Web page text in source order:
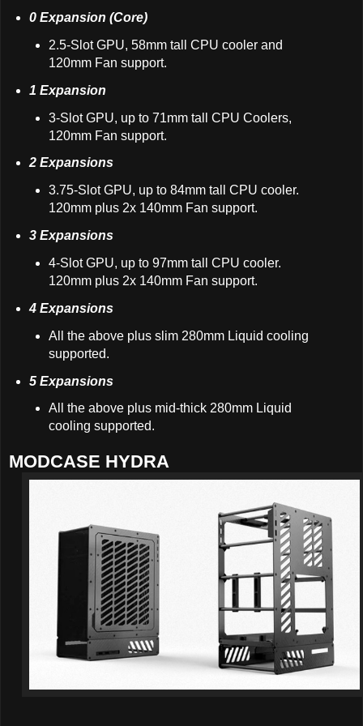
0 Expansion (Core)
2.5-Slot GPU, 58mm tall CPU cooler and
120mm Fan support.
1 Expansion
3-Slot GPU, up to 71mm tall CPU Coolers,
120mm Fan support.
2 Expansions
3.75-Slot GPU, up to 84mm tall CPU cooler.
120mm plus 2x 140mm Fan support.
3 Expansions
4-Slot GPU, up to 97mm tall CPU cooler.
120mm plus 2x 140mm Fan support.
4 Expansions
All the above plus slim 280mm Liquid cooling
supported.
5 Expansions
All the above plus mid-thick 280mm Liquid
cooling supported.
MODCASE HYDRA